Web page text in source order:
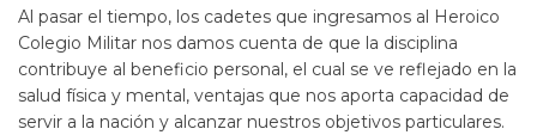
Al pasar el tiempo, los cadetes que ingresamos al Heroico
Colegio Militar nos damos cuenta de que la disciplina
contribuye al beneficio personal, el cual se ve reflejado en la
salud física y mental, ventajas que nos aporta capacidad de
servir a la nación y alcanzar nuestros objetivos particulares.